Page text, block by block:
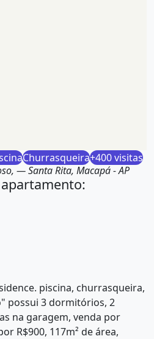
Churrasqueira+400 visitas
, —Santa Rita, Macapá - AP
piscina, churrasqueira,
possui 3 dormitórios, 2
na garagem, venda por
R$900, 117m² de área,